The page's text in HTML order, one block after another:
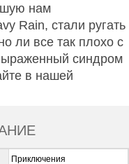
нам
Rain, стали ругать
ли все так плохо с
синдром
в нашей
Приключения